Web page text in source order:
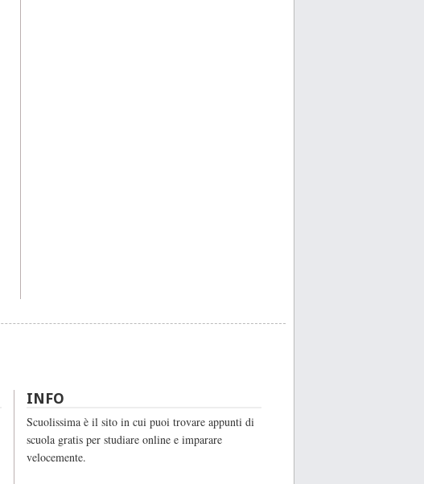
INFO
Scuolissima è il sito in cui puoi trovare appunti di
scuola gratis per studiare online e imparare
velocemente.